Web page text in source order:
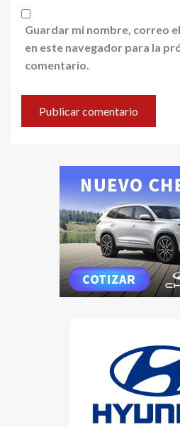
Guardar mi nombre, correo
en este navegador para la
comentario.